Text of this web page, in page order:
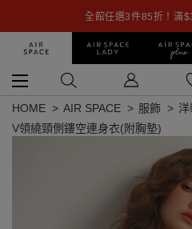
全館任選3件85折！滿
HOME AIR SPACE 服飾
V領繞頸側鏤空連身衣(附胸墊)